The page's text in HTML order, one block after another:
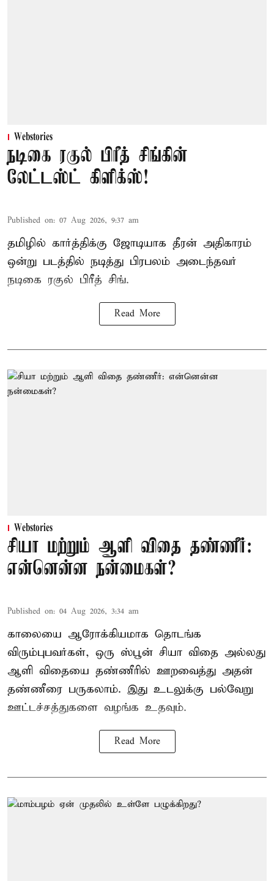
Webstories
நடிகை ரகுல் பிரீத் சிங்கின்
லேட்டஸ்ட் கிளிக்ஸ்!
Published on: 07 Aug 2026, 9:37 am
தமிழில் கார்த்திக்கு ஜோடியாக தீரன் அதிகாரம்
ஒன்று படத்தில் நடித்து பிரபலம் அடைந்தவர்
நடிகை ரகுல் பிரீத் சிங்.
Read More
Webstories
சியா மற்றும் ஆளி விதை தண்ணீர்:
என்னென்ன நன்மைகள்?
Published on: 04 Aug 2026, 3:34 am
காலையை ஆரோக்கியமாக தொடங்க
விரும்புபவர்கள், ஒரு ஸ்பூன் சியா விதை அல்லது
ஆளி விதையை தண்ணீரில் ஊறவைத்து அதன்
தண்ணீரை பருகலாம். இது உடலுக்கு பல்வேறு
ஊட்டச்சத்துகளை வழங்க உதவும்.
Read More